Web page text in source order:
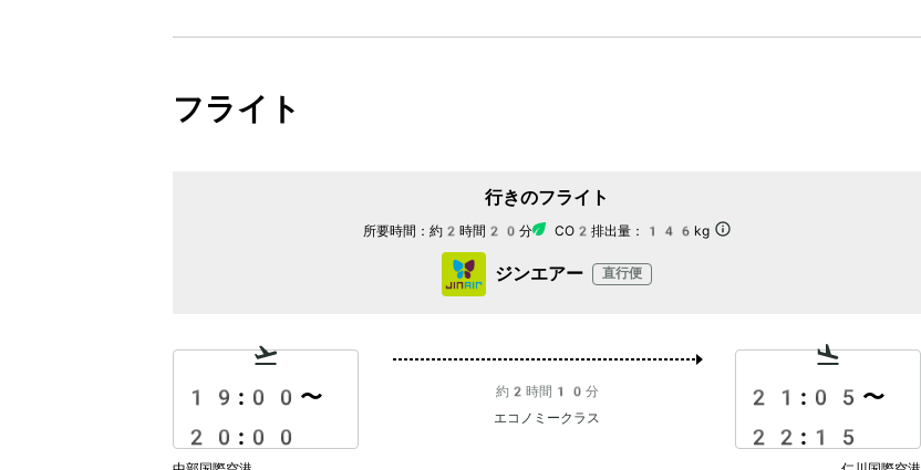
フライト
行きのフライト
所要時間： 約2時間20分 CO2排出量： 146kg
ジンエアー 直行便
19:00 〜
20:00
約2時間10分
エコノミークラス
21:05 〜
22:15